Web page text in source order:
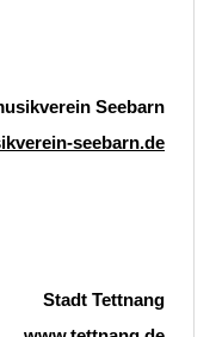
Seebarn
seebarn.de
Stadt Tettnang